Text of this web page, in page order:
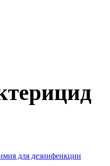
для дезинфенкции